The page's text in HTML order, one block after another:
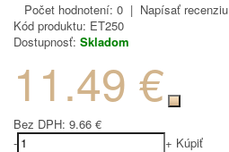
Počet hodnotení: 0 | Napísať recenziu
Kód produktu: ET250
Dostupnosť: Skladom
11.49 €
Bez DPH: 9.66 €
-
+ Kúpiť